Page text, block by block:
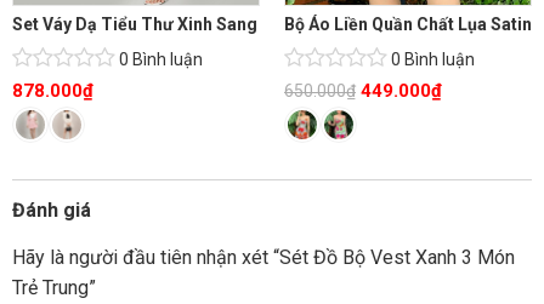
Set Váy Dạ Tiểu Thư Xinh Sang
0 Bình luận
878.000₫
Bộ Áo Liền Quần Chất Lụa Satin
0 Bình luận
650.000₫ 449.000₫
Đánh giá
Hãy là người đầu tiên nhận xét “Sét Đồ Bộ Vest Xanh 3 Món
Trẻ Trung”